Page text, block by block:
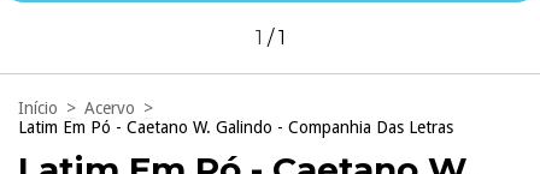
1 /1
Início > Acervo >
Latim Em Pó - Caetano W. Galindo - Companhia Das Letras